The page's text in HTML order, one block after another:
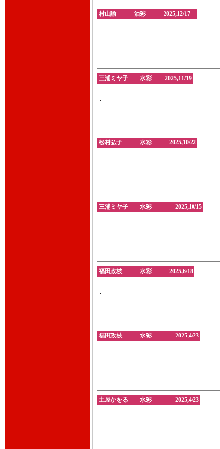
村山諭 油彩 2025,12/17
.
三浦ミヤ子 水彩 2025,11/19
.
松村弘子 水彩 2025,10/22
.
三浦ミヤ子 水彩 2025,10/15
.
福田政枝 水彩 2025,6/18
.
福田政枝 水彩 2025,4/23
.
土屋かをる 水彩 2025,4/23
.